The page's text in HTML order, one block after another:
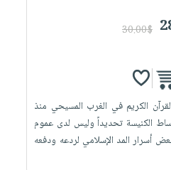
30.00$
الكريم في الغرب المسيحي منذ
الكنيسة تحديداً وليس لدى عموم
أسرار المد الإسلامي لردعه ودفعه